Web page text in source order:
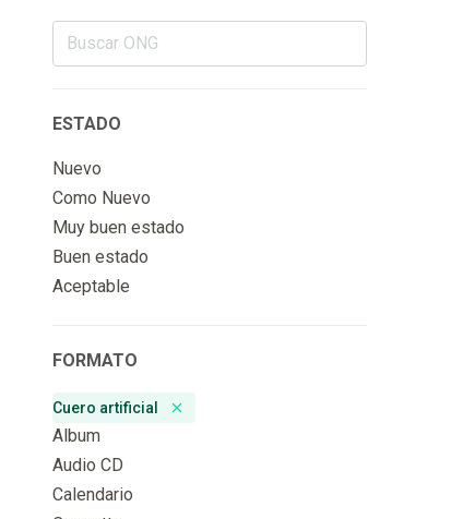
ESTADO
Nuevo
Como Nuevo
Muy buen estado
Buen estado
Aceptable
FORMATO
Cuero artificial
Remove badge
Album
Audio CD
Calendario